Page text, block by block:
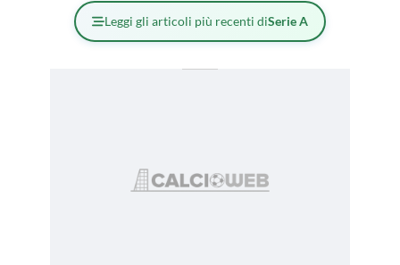
Leggi gli articoli più recenti diSerie A